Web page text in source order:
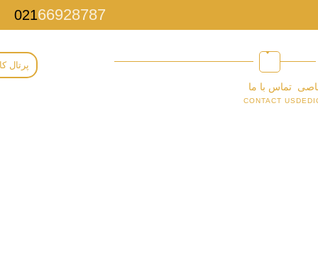
02166928787
تماس با ما
CONTACT US
پرتال